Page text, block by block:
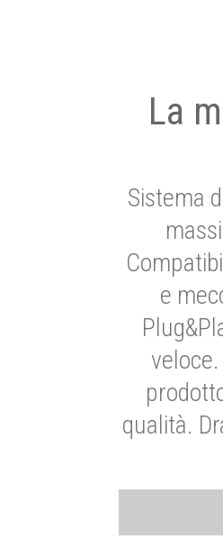
La
Sistema
e
qualità.